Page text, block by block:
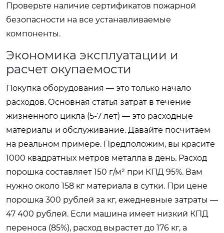
Проверьте наличие сертификатов пожарной
безопасности на все устанавливаемые
компоненты.
Экономика эксплуатации и
расчет окупаемости
Покупка оборудования — это только начало
расходов. Основная статья затрат в течение
жизненного цикла (5-7 лет) — это расходные
материалы и обслуживание. Давайте посчитаем
на реальном примере. Предположим, вы красите
1000 квадратных метров металла в день. Расход
порошка составляет 150 г/м² при КПД 95%. Вам
нужно около 158 кг материала в сутки. При цене
порошка 300 рублей за кг, ежедневные затраты —
47 400 рублей. Если машина имеет низкий КПД
переноса (85%), расход вырастет до 176 кг, а